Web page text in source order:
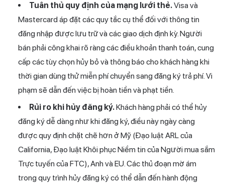
Tuân thủ quy định của mạng lưới thẻ.Visa và
Mastercard áp đặt các quy tắc cụ thể đối với thông tin
đăng nhập được lưu trữ và các giao dịch định kỳ. Người
bán phải công khai rõ ràng các điều khoản thanh toán, cung
cấp các tùy chọn hủy bỏ và thông báo cho khách hàng khi
thời gian dùng thử miễn phí chuyển sang đăng ký trả phí. Vi
phạm sẽ dẫn đến việc bị hoàn tiền và phạt tiền.
Rủi ro khi hủy đăng ký.Khách hàng phải có thể hủy
đăng ký dễ dàng như khi đăng ký, điều này ngày càng
được quy định chặt chẽ hơn ở Mỹ (Đạo luật ARL của
California, Đạo luật Khôi phục Niềm tin của Người mua sắm
Trực tuyến của FTC), Anh và EU. Các thủ đoạn mờ ám
trong quy trình hủy đăng ký có thể dẫn đến hành động